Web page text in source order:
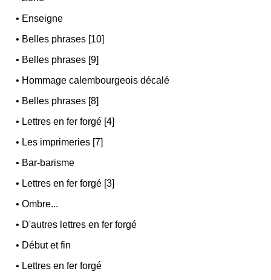
• Enseigne
• Belles phrases [10]
• Belles phrases [9]
• Hommage calembourgeois décalé
• Belles phrases [8]
• Lettres en fer forgé [4]
• Les imprimeries [7]
• Bar-barisme
• Lettres en fer forgé [3]
•Ombre...
• D'autres lettres en fer forgé
• Début et fin
• Lettres en fer forgé